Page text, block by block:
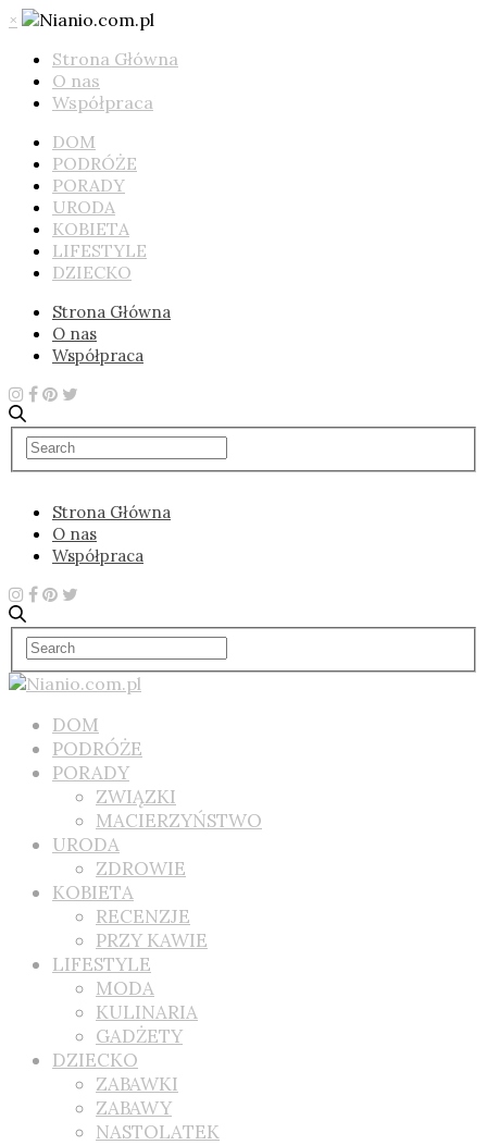
×
Strona Główna
O nas
Współpraca
DOM
PODRÓŻE
PORADY
URODA
KOBIETA
LIFESTYLE
DZIECKO
Strona Główna
O nas
Współpraca
Strona Główna
O nas
Współpraca
DOM
PODRÓŻE
PORADY
ZWIĄZKI
MACIERZYŃSTWO
URODA
ZDROWIE
KOBIETA
RECENZJE
PRZY KAWIE
LIFESTYLE
MODA
KULINARIA
GADŻETY
DZIECKO
ZABAWKI
ZABAWY
NASTOLATEK